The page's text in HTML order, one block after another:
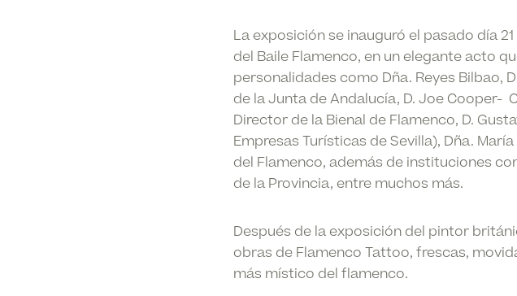
La exposición se inauguró el pasado día
del Baile Flamenco, en un elegante acto
personalidades como Dña. Reyes Bilbao,
de la Junta de Andalucía, D. Joe Cooper-
Director de la Bienal de Flamenco, D.
Empresas Turísticas de Sevilla), Dña.
del Flamenco, además de instituciones
de la Provincia, entre muchos más.
Después de la exposición del pintor
obras de Flamenco Tattoo, frescas,
más místico del flamenco.